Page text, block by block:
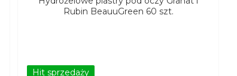
Hit sprzedaży